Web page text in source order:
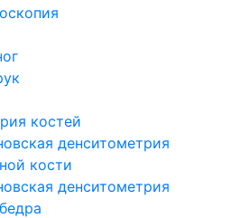
костей
денситометрия
кости
денситометрия